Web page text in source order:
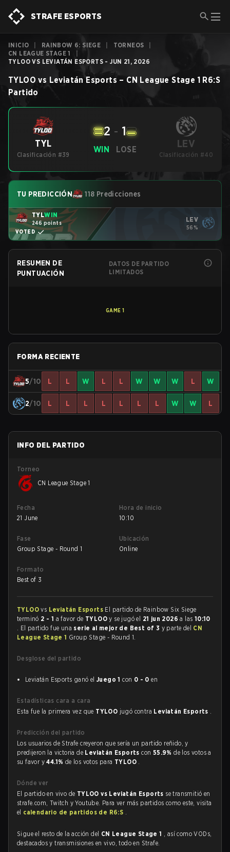
STRAFE ESPORTS
INICIO RAINBOW 6: SIEGE TORNEOS
CN LEAGUE STAGE 1
TYLOO VS LEVIATÁN ESPORTS - JUN 21, 2026
TYLOO vs Leviatán Esports – CN League Stage 1 R6:S
Partido
TYL
Clasificación #39
WIN
2 - 1
LOSE LEV
Clasificación #40
TU PREDICCIÓN 118 Predicciones
TYLWIN
246 points
VOTED
LEV
56%
RESUMEN DE
PUNTUACIÓN
DATOS DE PARTIDO
LIMITADOS
GAME 1
FORMA RECIENTE
5/10 L L W L L W W W L W
2/10 L L L L L L L W W L
INFO DEL PARTIDO
Torneo
CN League Stage 1
Fecha
21 June
Hora de inicio
10:10
Fase
Group Stage - Round 1
Ubicación
Online
Formato
Best of 3
TYLOOvs Leviatán Esports El partido de Rainbow Six Siege
terminó 2 - 1 a favor de TYLOOy se jugó el 21 jun 2026a las 10:10
. El partido fue una serie al mejor de Best of 3 y parte del CN
League Stage 1 Group Stage - Round 1.
Desglose del partido
Leviatán Esports ganó el Juego 1 con 0 - 0 en
Estadísticas cara a cara
Esta fue la primera vez que TYLOO jugó contra Leviatán Esports .
Predicción del partido
Los usuarios de Strafe creyeron que sería un partido reñido, y
predijeron la victoria de Leviatán Esportscon 55.9%de los votos a
su favor y44.1% de los votos para TYLOO .
Dónde ver
El partido en vivo de TYLOO vs Leviatán Esports se transmitió en
strafe.com, Twitch y Youtube. Para ver más partidos como este, visita
el calendario de partidos de R6:S .
Sigue el resto de la acción del CN League Stage 1 , así como VODs,
destacados y transmisiones en vivo, todo en Strafe.